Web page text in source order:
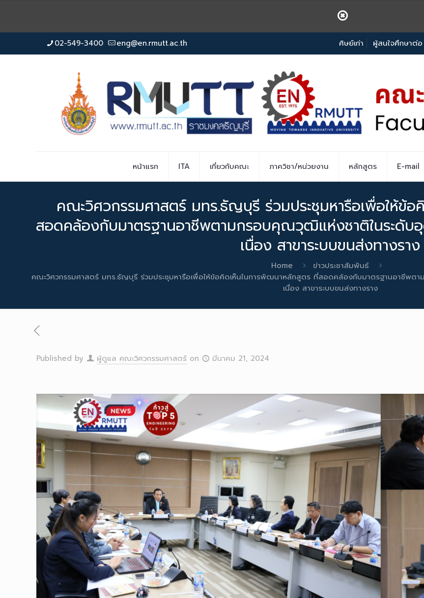
02-549-3400 eng@en.rmutt.ac.th ศิษย์เก่า ผู้สนใจศึกษาต่อ
หน้าแรก ITA เกี่ยวกับคณะ ภาควิชา/หน่วยงาน หลักสูตร E-mail
คณะวิศวกรรมศาสตร์ มทร.ธัญบุรี ร่วมประชุมหารือเพื่อให้ข้
สอดคล้องกับมาตรฐานอาชีพตามกรอบคุณวุฒิแห่งชาติในระดั
เนื่อง สาขาระบบขนส่งทางราง
Home
ข่าวประชาสัมพันธ์
คณะวิศวกรรมศาสตร์ มทร.ธัญบุรี ร่วมประชุมหารือเพื่อให้ข้อคิดเห็นในการพัฒนาหลักสูตร ที่สอดคล้องกับมาตรฐานอาชีพ
เนื่อง สาขาระบบขนส่งทางราง
Published by ผู้ดูแล คณะวิศวกรรมศาสตร์ on มีนาคม 21, 2024